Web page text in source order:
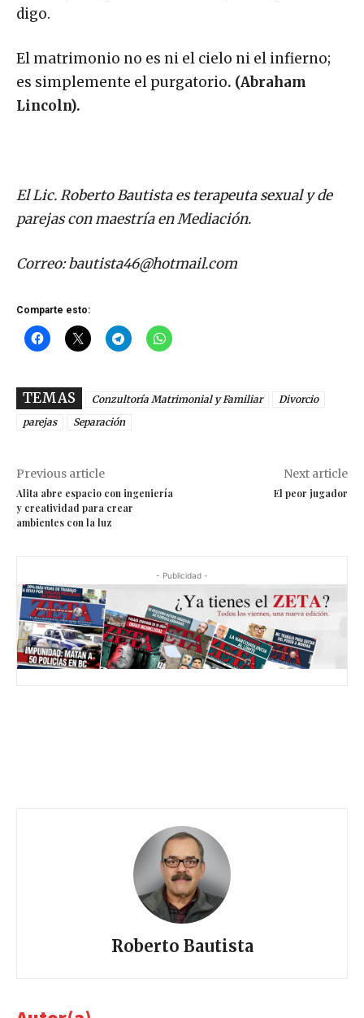
digo.
El matrimonio no es ni el cielo ni el infierno;
es simplemente el purgatorio. (Abraham
Lincoln).
El Lic. Roberto Bautista es terapeuta sexual y de
parejas con maestría en Mediación.
Correo:bautista46@hotmail.com
Comparte esto:
TEMAS Conzultoría Matrimonial y Familiar
Divorcio
parejas
Separación
Previous article
Alita abre espacio con ingeniería
y creatividad para crear
ambientes con la luz
Next article
El peor jugador
- Publicidad -
Roberto Bautista